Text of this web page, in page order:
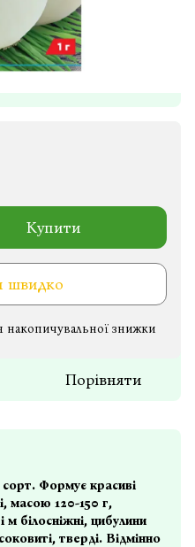
Купити
швидко
накопичувальної знижки
Порівняти
Формує красиві
масою 120-150 г,
м білосніжні, цибулини
тверді. Відмінно